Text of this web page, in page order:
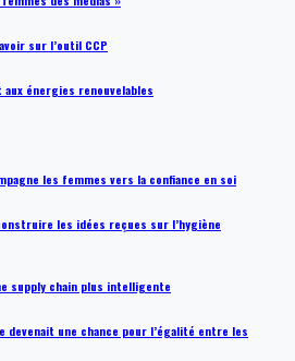
sur l’outil CCP
énergies renouvelables
les femmes vers la confiance en soi
les idées reçues sur l’hygiène
supply chain plus intelligente
devenait une chance pour l’égalité entre les